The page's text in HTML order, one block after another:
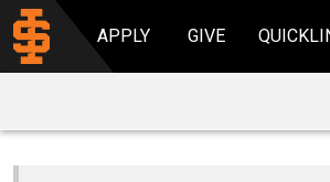
APPLY GIVE